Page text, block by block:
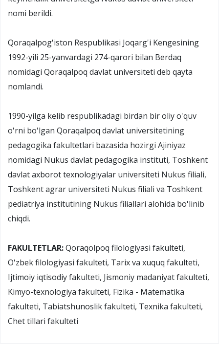
nomi berildi.
Qoraqalpog'iston Respublikasi Joqarg'i Kengesining
1992-yili 25-yanvardagi 274-qarori bilan Berdaq
nomidagi Qoraqalpoq davlat universiteti deb qayta
nomlandi.
1990-yilga kelib respublikadagi birdan bir oliy o'quv
o'rni bo'lgan Qoraqalpoq davlat universitetining
pedagogika fakultetlari bazasida hozirgi Ajiniyaz
nomidagi Nukus davlat pedagogika instituti, Toshkent
davlat axborot texnologiyalar universiteti Nukus filiali,
Toshkent agrar universiteti Nukus filiali va Toshkent
pediatriya institutining Nukus filiallari alohida bo'linib
chiqdi.
FAKULTETLAR:Qoraqolpoq filologiyasi fakulteti,
O'zbek filologiyasi fakulteti, Tarix va xuquq fakulteti,
Ijtimoiy iqtisodiy fakulteti, Jismoniy madaniyat fakulteti,
Kimyo-texnologiya fakulteti, Fizika - Matematika
fakulteti, Tabiatshunoslik fakulteti, Texnika fakulteti,
Chet tillari fakulteti